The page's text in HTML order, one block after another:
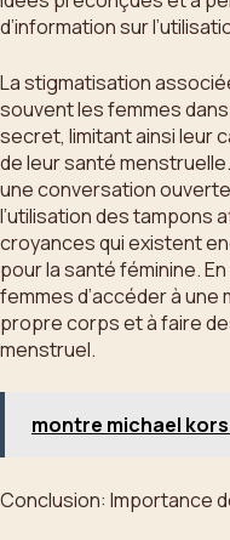
d’information sur
La stigmatisation
souvent les femmes
secret, limitant ainsi leur
de leur santé
une conversation
l’utilisation des tampons
croyances qui existent
pour la santé féminine.
femmes d’accéder à
propre corps et à faire
menstruel.
montre michael
Conclusion: Importance